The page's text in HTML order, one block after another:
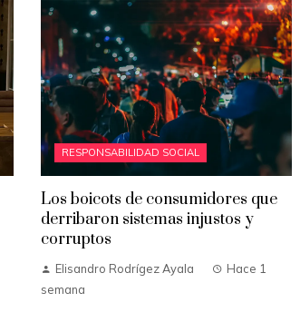
RESPONSABILIDAD SOCIAL
Los boicots de consumidores que
derribaron sistemas injustos y
corruptos
Elisandro Rodrígez Ayala
Hace 1
semana